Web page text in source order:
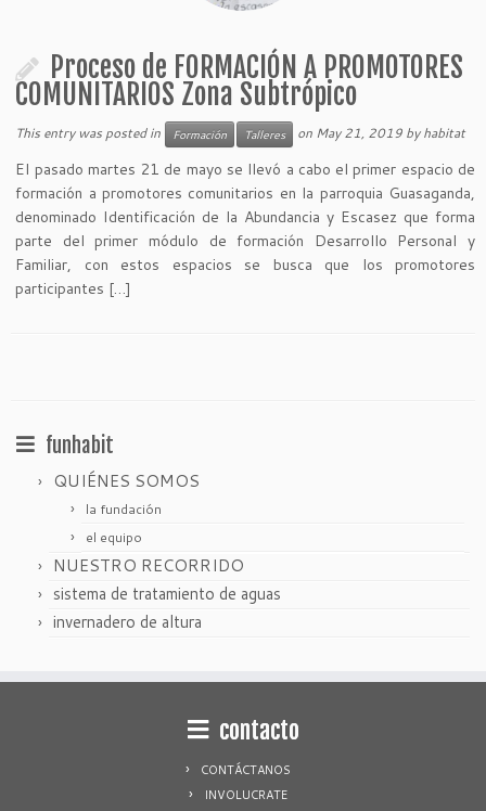
Proceso de FORMACIÓN A PROMOTORES
COMUNITARIOS Zona Subtrópico
This entry was posted in Formación Talleres on May 21, 2019 byhabitat
El pasado martes 21 de mayo se llevó a cabo el primer espacio de
formación a promotores comunitarios en la parroquia Guasaganda,
denominado Identificación de la Abundancia y Escasez que forma
parte del primer módulo de formación Desarrollo Personal y
Familiar, con estos espacios se busca que los promotores
participantes […]
funhabit
QUIÉNES SOMOS
la fundación
el equipo
NUESTRO RECORRIDO
sistema de tratamiento de aguas
invernadero de altura
contacto
CONTÁCTANOS
INVOLUCRATE